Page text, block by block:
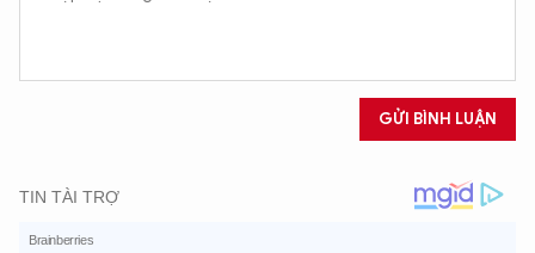
GỬI BÌNH LUẬN